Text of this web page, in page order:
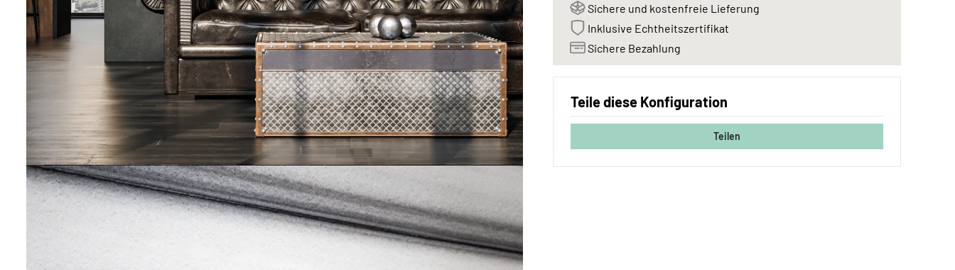
Sichere und kostenfreie Lieferung
Inklusive Echtheitszertifikat
Sichere Bezahlung
Teile diese Konfiguration
Teilen